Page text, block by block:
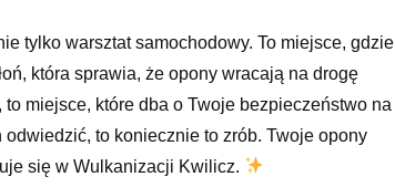
tylko warsztat samochodowy. To miejsce, gdzie
która sprawia, że opony wracają na drogę
miejsce, które dba o Twoje bezpieczeństwo na
to koniecznie to zrób. Twoje opony
się w Wulkanizacji Kwilicz.